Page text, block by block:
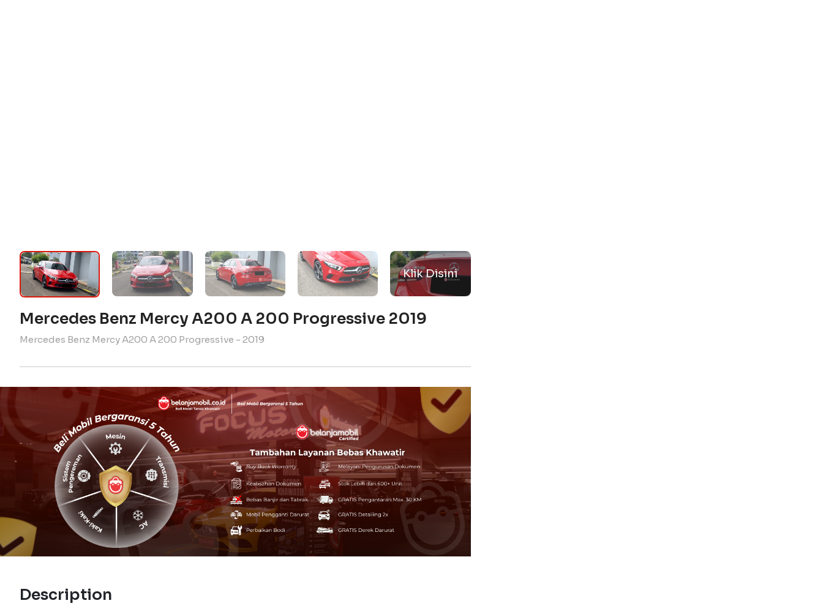
Mercedes Benz Mercy A200 A 200 Progressive 2019
Mercedes Benz Mercy A200 A 200 Progressive - 2019
Description